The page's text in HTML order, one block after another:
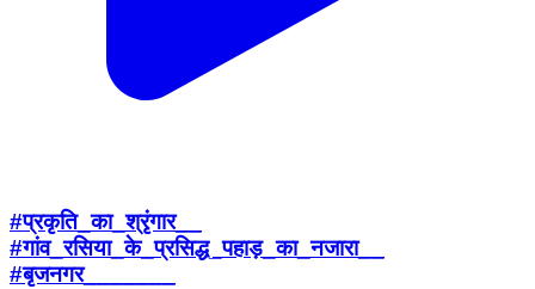
#प्रकृति_का_श्रृंगार__
#गांव_रसिया_के_प्रसिद्ध_पहाड़_का_नजारा__
#बृजनगर_______